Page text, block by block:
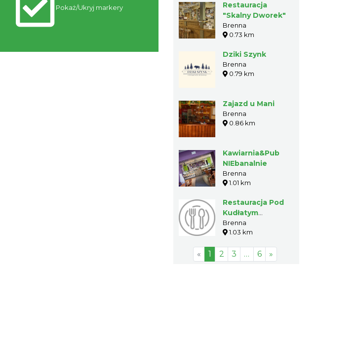
Pokaż/Ukryj markery
Restauracja
"Skalny Dworek"
Brenna
0.73 km
Dziki Szynk
Brenna
0.79 km
Zajazd u Mani
Brenna
0.86 km
Kawiarnia&Pub
NIEbanalnie
Brenna
1.01 km
Restauracja Pod
Kudłatym
Baranem
Brenna
1.03 km
« 1 2 3 … 6 »